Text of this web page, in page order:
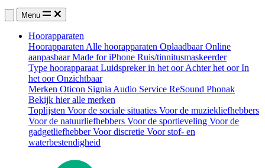
Menu
Hoorapparaten
Hoorapparaten Alle hoorapparaten OplaadbaarOnline
aanpasbaarMade for iPhone Ruis/tinnitusmaskeerder
Type hoorapparaat Luidspreker in het oorAchter het oorIn
het oorOnzichtbaar
Merken Oticon Signia Audio Service ReSound Phonak
Bekijk hier alle merken
Toplijsten Voor de sociale situaties Voor de muziekliefhebbers
Voor de natuurliefhebbers Voor de sportieveling Voor de
gadgetliefhebberVoor discretie Voor stof- en
waterbestendigheid